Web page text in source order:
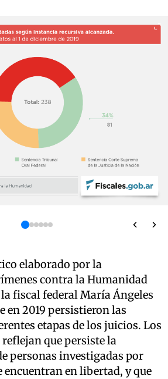
elaborado por la
contra la Humanidad
la fiscal federal María Ángeles
en 2019 persistieron las
etapas de los juicios. Los
que persiste la
personas investigadas por
encuentran en libertad, y que